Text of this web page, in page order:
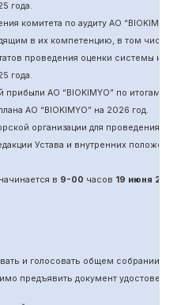
года.
комитета по аудитуАО “BIOKIMYO
в их компетенцию, в том
проведения оценки системы
5 года.
прибыли АО “BIOKIMYO”по итогам
АО “BIOKIMYO”на 2026 год.
организации для проведения
Устава и внутренних
в 9-00 часов 19 июня 202
и голосовать общем собрании
предъявить документ